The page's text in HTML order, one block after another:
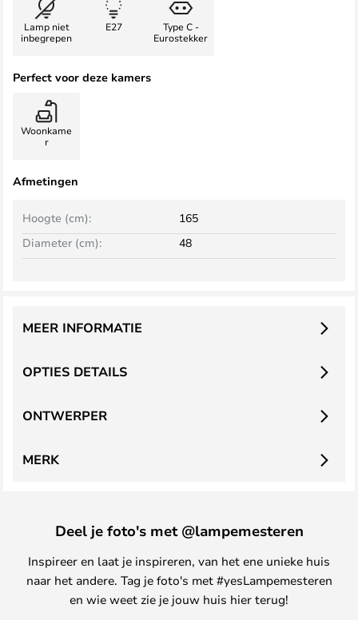
Lamp niet
inbegrepen
E27
Type C -
Eurostekker
Perfect voor deze kamers
Woonkame
r
Afmetingen
Hoogte (cm):
165
Diameter (cm):
48
OPTIES DETAILS
MEER INFORMATIE
ONTWERPER
MERK
Deel je foto's met @lampemesteren
Inspireer en laat je inspireren, van het ene unieke huis
naar het andere. Tag je foto's met #yesLampemesteren
en wie weet zie je jouw huis hier terug!